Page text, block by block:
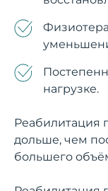
нагрузке.
Реабилитация
дольше, чем
большего